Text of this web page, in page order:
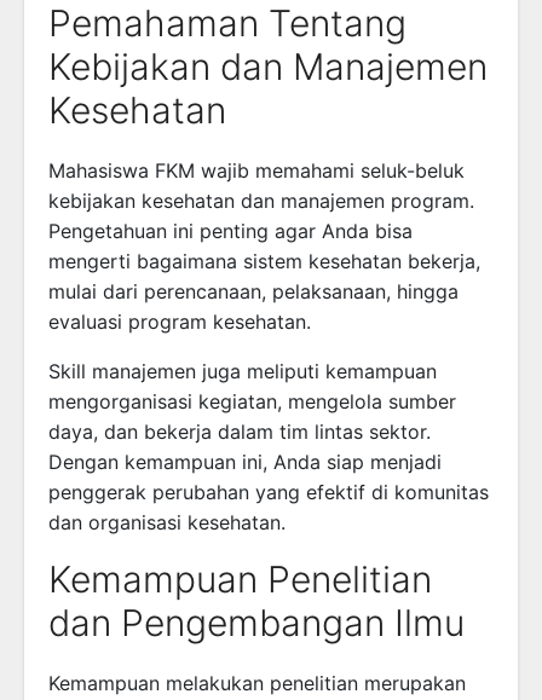
Pemahaman Tentang
Kebijakan dan Manajemen
Kesehatan
Mahasiswa FKM wajib memahami seluk-beluk
kebijakan kesehatan dan manajemen program.
Pengetahuan ini penting agar Anda bisa
mengerti bagaimana sistem kesehatan bekerja,
mulai dari perencanaan, pelaksanaan, hingga
evaluasi program kesehatan.
Skill manajemen juga meliputi kemampuan
mengorganisasi kegiatan, mengelola sumber
daya, dan bekerja dalam tim lintas sektor.
Dengan kemampuan ini, Anda siap menjadi
penggerak perubahan yang efektif di komunitas
dan organisasi kesehatan.
Kemampuan Penelitian
dan Pengembangan Ilmu
Kemampuan melakukan penelitian merupakan